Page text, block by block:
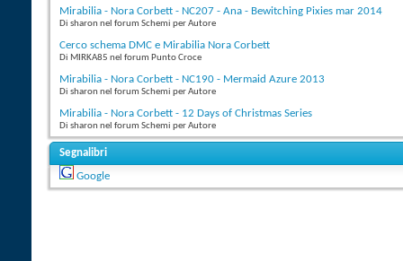
Mirabilia - Nora Corbett - NC207 - Ana - Bewitching Pixies mar 2014
Di sharon nel forum Schemi per Autore
Cerco schema DMC e Mirabilia Nora Corbett
Di MIRKA85 nel forum Punto Croce
Mirabilia - Nora Corbett - NC190 - Mermaid Azure 2013
Di sharon nel forum Schemi per Autore
Mirabilia - Nora Corbett - 12 Days of Christmas Series
Di sharon nel forum Schemi per Autore
Segnalibri
Google